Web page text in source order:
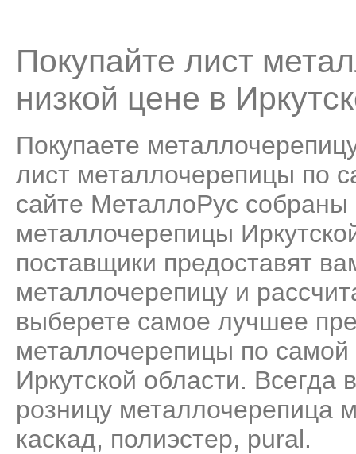
Покупайте лист
низкой цене в
Покупаете
лист металлочерепицы по
сайте МеталлоРус собраны
металлочерепицы
поставщики предоставят
металлочерепицу и
выберете самое лучшее
металлочерепицы по самой
Иркутской области. Всегда
розницу металлочерепица
каскад, полиэстер, pural.